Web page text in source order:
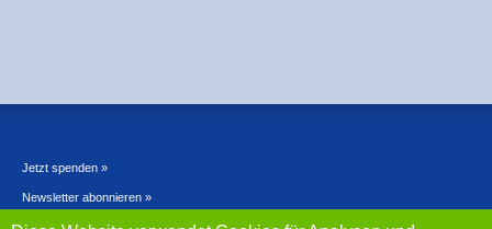
Jetzt spenden »
Newsletter abonnieren »